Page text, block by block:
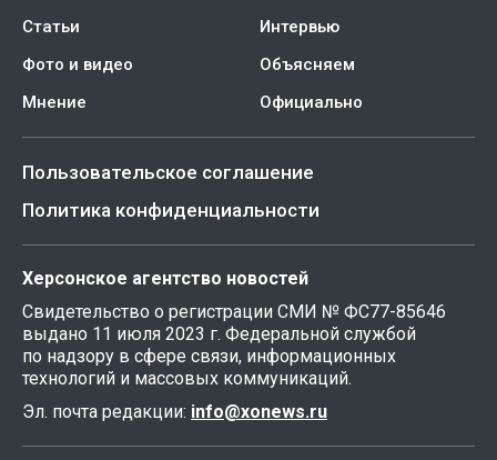
Статьи
Интервью
Фото и видео
Объясняем
Мнение
Официально
Пользовательское соглашение
Политика конфиденциальности
Херсонское агентство новостей
Свидетельство о регистрации СМИ № ФС77-85646
выдано 11 июля 2023 г. Федеральной службой
по надзору в сфере связи, информационных
технологий и массовых коммуникаций.
Эл. почта редакции: info@xonews.ru